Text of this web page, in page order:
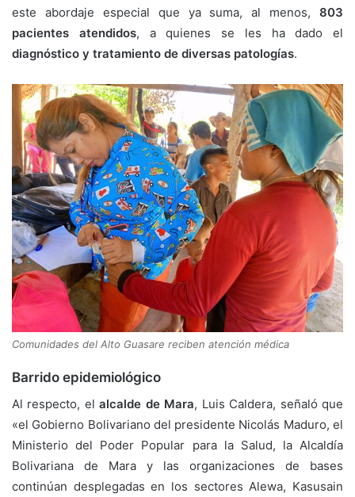
este abordaje especial que ya suma, al menos, 803
pacientes atendidos, a quienes se les ha dado el
diagnóstico y tratamiento de diversas patologías.
Comunidades del Alto Guasare reciben atención médica
Barrido epidemiológico
Al respecto, elalcalde de Mara, Luis Caldera, señaló que
«el Gobierno Bolivariano del presidente Nicolás Maduro, el
Ministerio del Poder Popular para la Salud, la Alcaldía
Bolivariana de Mara y las organizaciones de bases
continúan desplegadas en los sectores Alewa, Kasusain